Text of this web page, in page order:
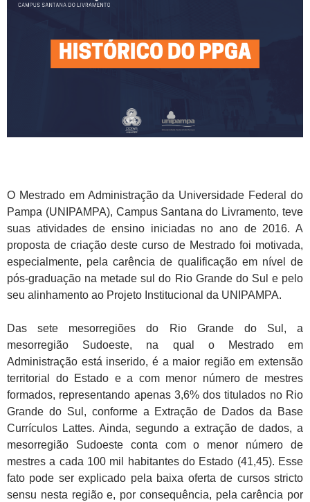
O Mestrado em Administração da Universidade Federal do
Pampa (UNIPAMPA), Campus Santana do Livramento, teve
suas atividades de ensino iniciadas no ano de 2016. A
proposta de criação deste curso de Mestrado foi motivada,
especialmente, pela carência de qualificação em nível de
pós-graduação na metade sul do Rio Grande do Sul e pelo
seu alinhamento ao Projeto Institucional da UNIPAMPA.
Das sete mesorregiões do Rio Grande do Sul, a
mesorregião Sudoeste, na qual o Mestrado em
Administração está inserido, é a maior região em extensão
territorial do Estado e a com menor número de mestres
formados, representando apenas 3,6% dos titulados no Rio
Grande do Sul, conforme a Extração de Dados da Base
Currículos Lattes. Ainda, segundo a extração de dados, a
mesorregião Sudoeste conta com o menor número de
mestres a cada 100 mil habitantes do Estado (41,45). Esse
fato pode ser explicado pela baixa oferta de cursos stricto
sensu nesta região e, por consequência, pela carência por